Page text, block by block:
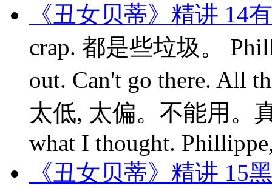
《丑女贝蒂》精讲 14
crap. 都是些垃圾。
out. Can't go there. All
太低, 太偏。不能用。
what I thought.
《丑女贝蒂》精讲 15